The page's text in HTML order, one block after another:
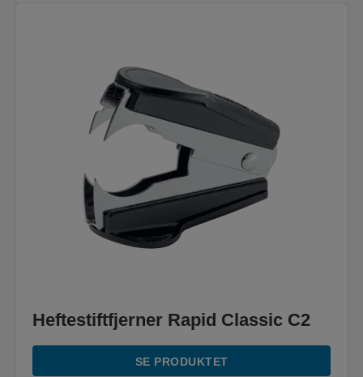
Heftestiftfjerner Rapid Classic C2
SE PRODUKTET